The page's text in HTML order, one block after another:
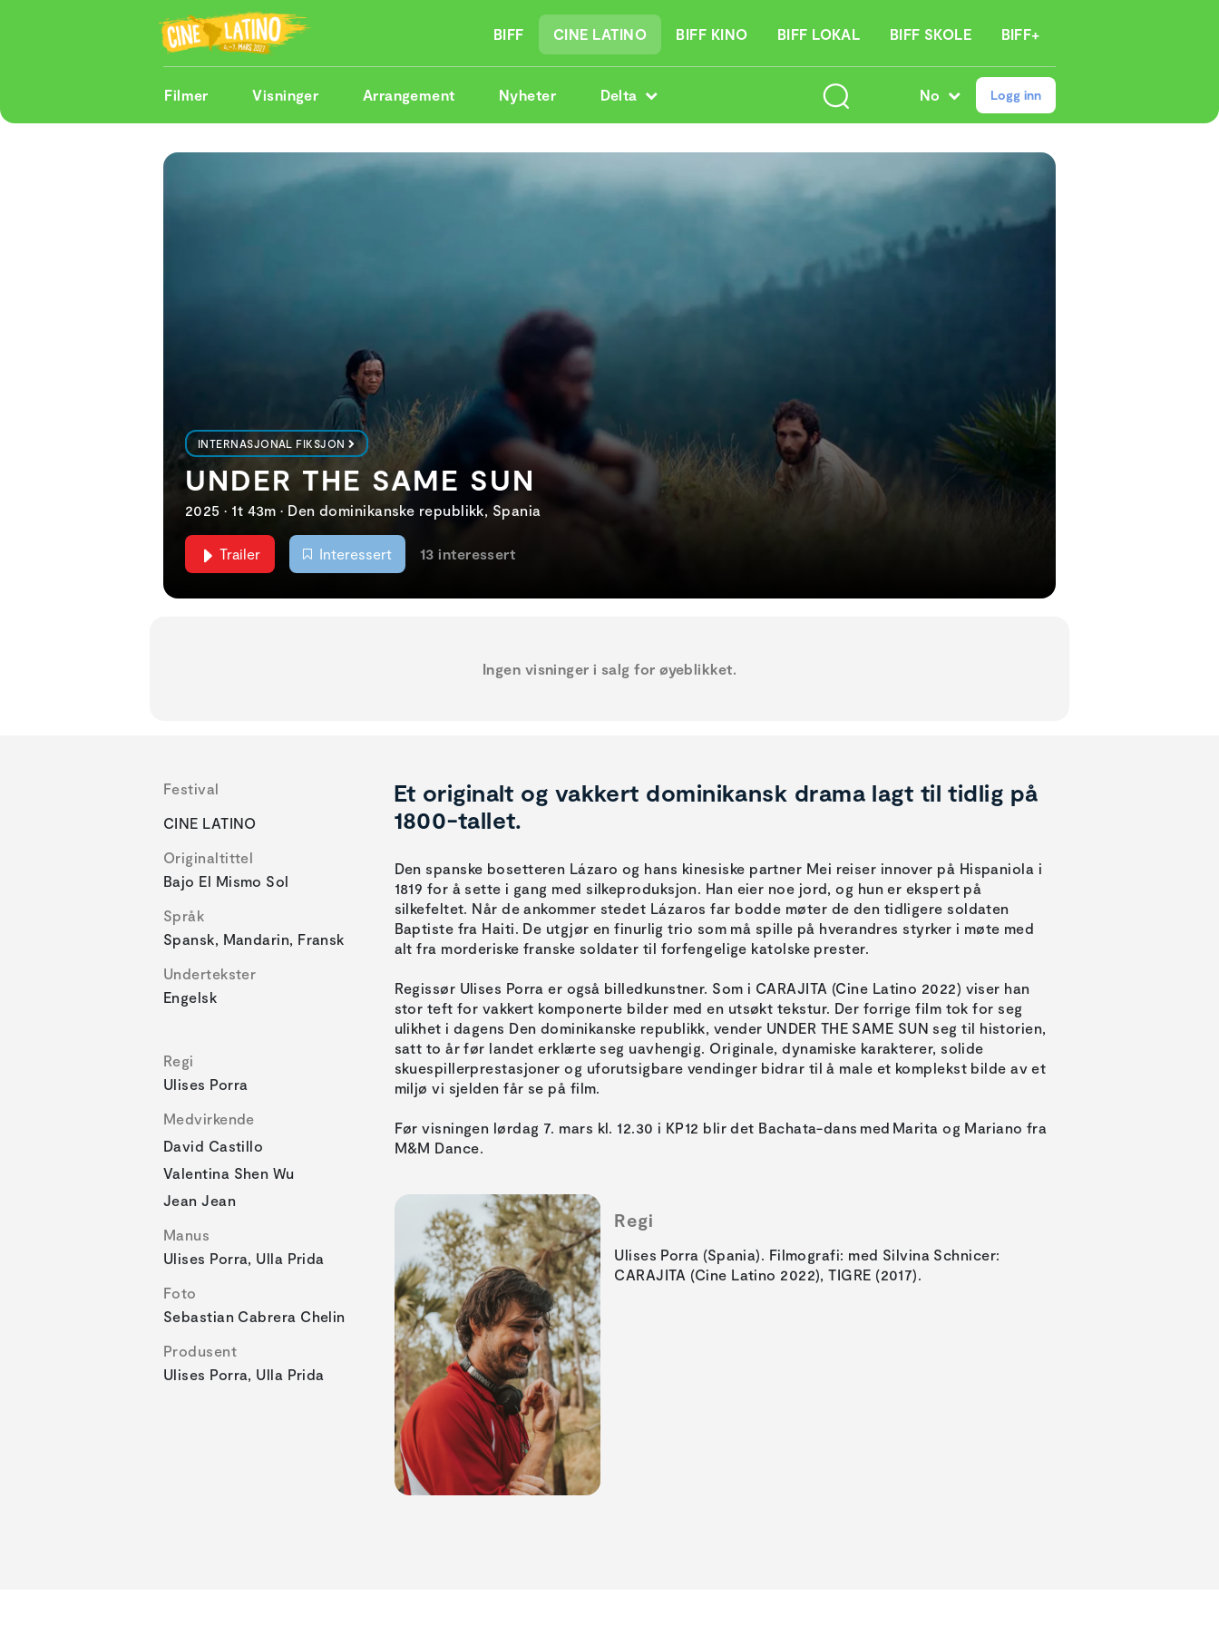
BIFF CINE LATINO BIFF KINO BIFF LOKAL BIFF SKOLE BIFF+
Filmer Visninger Arrangement Nyheter Delta No Logg inn
INTERNASJONAL FIKSJON
UNDER THE SAME SUN
2025 • 1t 43m • Den dominikanske republikk, Spania
Trailer Interessert 13 interessert
Ingen visninger i salg for øyeblikket.
Festival
CINE LATINO
Originaltittel
Bajo El Mismo Sol
Språk
Spansk, Mandarin, Fransk
Undertekster
Engelsk
Regi
Ulises Porra
Medvirkende
David Castillo
Valentina Shen Wu
Jean Jean
Manus
Ulises Porra, Ulla Prida
Foto
Sebastian Cabrera Chelin
Produsent
Ulises Porra, Ulla Prida
Et originalt og vakkert dominikansk drama lagt til tidlig på
1800-tallet.
Den spanske bosetteren Lázaro og hans kinesiske partner Mei reiser innover på Hispaniola i
1819 for å sette i gang med silkeproduksjon. Han eier noe jord, og hun er ekspert på
silkefeltet. Når de ankommer stedet Lázaros far bodde møter de den tidligere soldaten
Baptiste fra Haiti. De utgjør en finurlig trio som må spille på hverandres styrker i møte med
alt fra morderiske franske soldater til forfengelige katolske prester.
Regissør Ulises Porra er også billedkunstner. Som i CARAJITA (Cine Latino 2022) viser han
stor teft for vakkert komponerte bilder med en utsøkt tekstur. Der forrige film tok for seg
ulikhet i dagens Den dominikanske republikk, vender UNDER THE SAME SUN seg til historien,
satt to år før landet erklærte seg uavhengig. Originale, dynamiske karakterer, solide
skuespillerprestasjoner og uforutsigbare vendinger bidrar til å male et komplekst bilde av et
miljø vi sjelden får se på film.
Før visningen lørdag 7. mars kl. 12.30 i KP12 blir det Bachata-dans med Marita og Mariano fra
M&M Dance.
Regi
Ulises Porra (Spania). Filmografi: med Silvina Schnicer:
CARAJITA (Cine Latino 2022), TIGRE (2017).